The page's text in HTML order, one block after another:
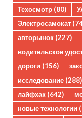
Техосмотр (80)
Электросамокат
авторынок (227)
водительское
дороги (156)
исследование (288)
лайфхак (642)
новые технологии